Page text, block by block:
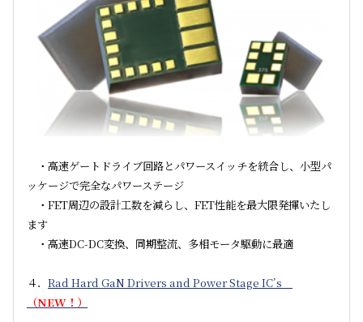
・高速ゲートドライブ回路とパワースイッチを統合し、小型パ
ッケージで完全なパワーステージ
・FET周辺の設計工数を減らし、FET性能を最大限発揮いたし
ます
・高速DC-DC変換、同期整流、多相モータ駆動に最適
４． Rad Hard GaN Drivers and Power Stage IC’s
（NEW！）